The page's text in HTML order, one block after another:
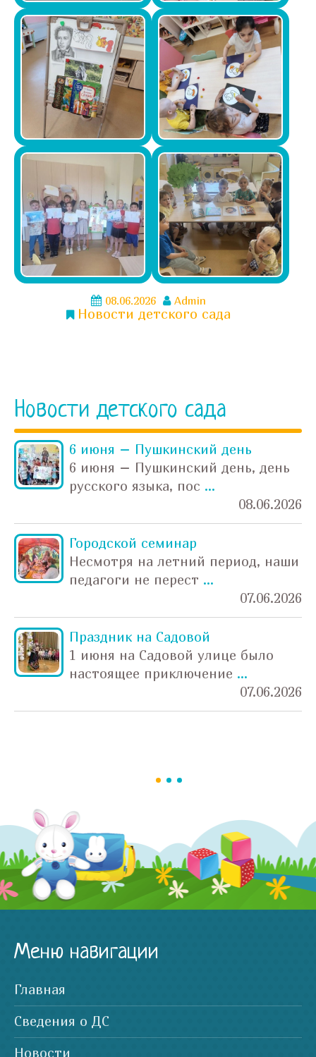
Новости детского сада
6 июня – Пушкинский день
6 июня – Пушкинский день, день
русского языка, пос ...
08.06.2026
Городской семинар
Несмотря на летний период, наши
педагоги не перест ...
07.06.2026
Праздник на Садовой
1 июня на Садовой улице было
настоящее приключение ...
07.06.2026
08.06.2026 Admin
Новости детского сада
Меню навигации
Главная
Сведения о ДС
Новости